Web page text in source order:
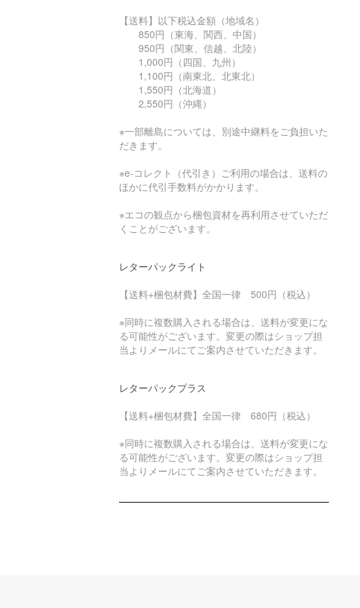
【送料】以下税込金額（地域名）
850円（東海、関西、中国）
950円（関東、信越、北陸）
1,000円（四国、九州）
1,100円（南東北、北東北）
1,550円（北海道）
2,550円（沖縄）
※一部離島については、別途中継料をご負担いた
だきます。
※e-コレクト（代引き）ご利用の場合は、送料の
ほかに代引手数料がかかります。
※エコの観点から梱包資材を再利用させていただ
くことがございます。
レターパックライト
【送料+梱包材費】全国一律 500円（税込）
※同時に複数購入される場合は、送料が変更にな
る可能性がございます。変更の際はショップ担
当よりメールにてご案内させていただきます。
レターパックプラス
【送料+梱包材費】全国一律 680円（税込）
※同時に複数購入される場合は、送料が変更にな
る可能性がございます。変更の際はショップ担
当よりメールにてご案内させていただきます。